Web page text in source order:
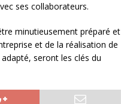
ses collaborateurs.
minutieusement préparé et
et de la réalisation de
seront les clés du